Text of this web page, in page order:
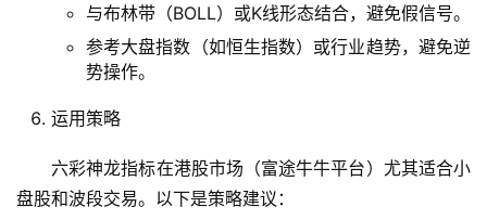
费
与布林带（BOLL）或K线形态结合，避免假信号。
参考大盘指数（如恒生指数）或行业趋势，避免逆
势操作。
运用策略
六彩神龙指标在港股市场（富途牛牛平台）尤其适合小
盘股和波段交易。以下是策略建议：